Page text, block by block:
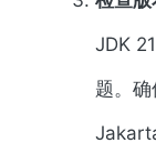
JDK
题。